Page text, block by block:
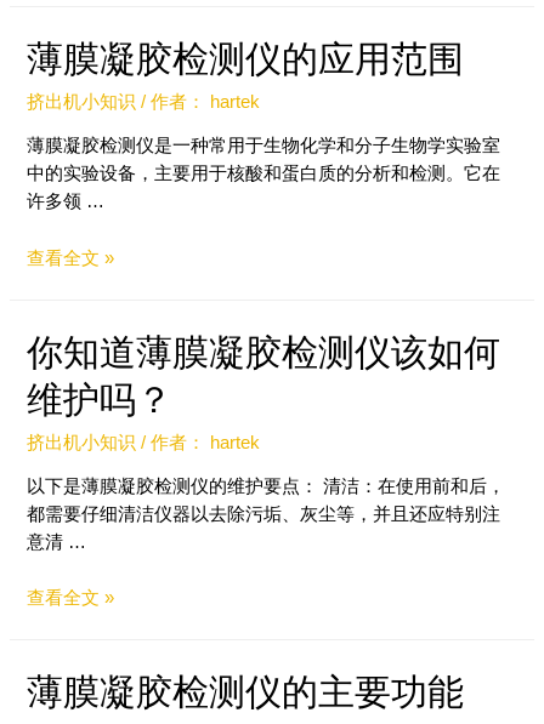
薄膜凝胶检测仪的应用范围
挤出机小知识 / 作者： hartek
薄膜凝胶检测仪是一种常用于生物化学和分子生物学实验室
中的实验设备，主要用于核酸和蛋白质的分析和检测。它在
许多领 …
查看全文 »
你知道薄膜凝胶检测仪该如何
维护吗？
挤出机小知识 / 作者： hartek
以下是薄膜凝胶检测仪的维护要点： 清洁：在使用前和后，
都需要仔细清洁仪器以去除污垢、灰尘等，并且还应特别注
意清 …
查看全文 »
薄膜凝胶检测仪的主要功能